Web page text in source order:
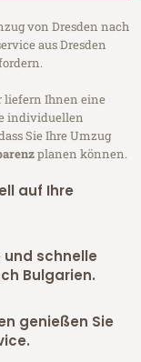
von Dresden nach
aus Dresden
liefern Ihnen eine
individuellen
Sie Ihre Umzug
planen können.
auf Ihre
schnelle
Bulgarien.
genießen Sie